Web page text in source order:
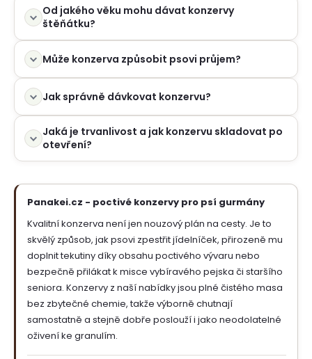
Od jakého věku mohu dávat konzervy
štěňátku?
Může konzerva způsobit psovi průjem?
Jak správně dávkovat konzervu?
Jaká je trvanlivost a jak konzervu skladovat po
otevření?
Panakei.cz - poctivé konzervy pro psí gurmány
Kvalitní konzerva není jen nouzový plán na cesty. Je to
skvělý způsob, jak psovi zpestřit jídelníček, přirozeně mu
doplnit tekutiny díky obsahu poctivého vývaru nebo
bezpečně přilákat k misce vybíravého pejska či staršího
seniora. Konzervy z naší nabídky jsou plné čistého masa
bez zbytečné chemie, takže výborně chutnají
samostatně a stejně dobře poslouží i jako neodolatelné
oživení ke granulím.